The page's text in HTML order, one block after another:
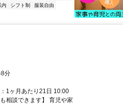
内 シフト制
服装自由
8分
1ヶ月あたり21日 10:00
相談できます】 育児や家